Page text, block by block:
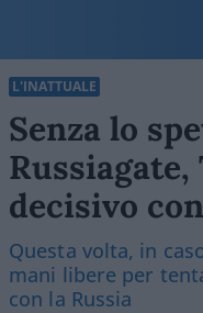
L'INATTUALE
Senza lo
decisivo
Questa volta, in
mani libere per
con la Russia